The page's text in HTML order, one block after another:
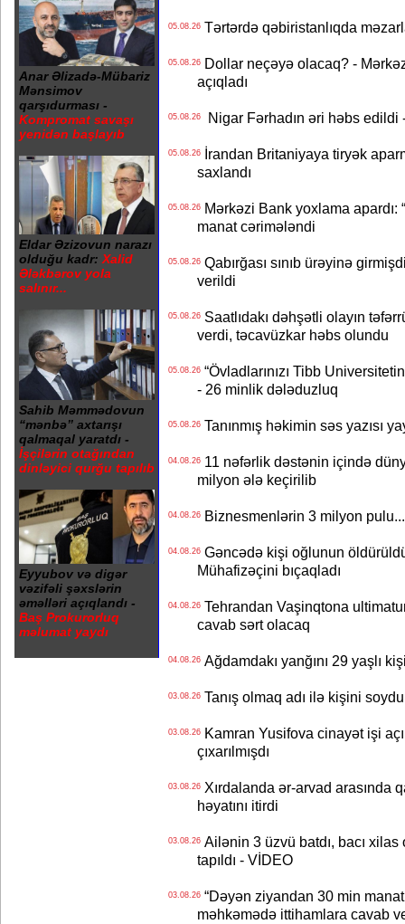
Anar Əlizadə-Mübariz
Mənsimov
qarşıdurması -
Kompromat savaşı
yenidən başlayıb
Eldar Əzizovun narazı
olduğu kadr: Xalid
Ələkbərov yola
salınır...
Sahib Məmmədovun
“mənbə” axtarışı
qalmaqal yaratdı -
İşçilərin otağından
dinləyici qurğu tapılıb
Eyyubov və digər
vəzifəli şəxslərin
əməlləri açıqlandı -
Baş Prokurorluq
məlumat yaydı
05.08.26Tərtərdə qəbiristanlıqda
05.08.26Dollar neçəyə olacaq? -
açıqladı
05.08.26Nigar Fərhadın əri həbs edildi
05.08.26İrandan Britaniyaya tiryək
saxlandı
05.08.26Mərkəzi Bank yoxlama apardı:
manat cərimələndi
05.08.26Qabırğası sınıb ürəyinə
verildi
05.08.26Saatlıdakı dəhşətli olayın
verdi, təcavüzkar həbs olundu
05.08.26“Övladlarınızı Tibb
- 26 minlik dələduzluq
05.08.26Tanınmış həkimin səs yazısı
04.08.2611 nəfərlik dəstənin içində
milyon ələ keçirilib
04.08.26Biznesmenlərin 3 milyon
04.08.26Gəncədə kişi oğlunun
Mühafizəçini bıçaqladı
04.08.26Tehrandan Vaşinqtona
cavab sərt olacaq
04.08.26Ağdamdakı yanğını 29 yaşlı
03.08.26Tanış olmaq adı ilə kişini
03.08.26Kamran Yusifova cinayət işi
çıxarılmışdı
03.08.26Xırdalanda ər-arvad arasında
həyatını itirdi
03.08.26Ailənin 3 üzvü batdı, bacı xilas
tapıldı - VİDEO
03.08.26“Dəyən ziyandan 30 min
məhkəmədə ittihamlara cavab